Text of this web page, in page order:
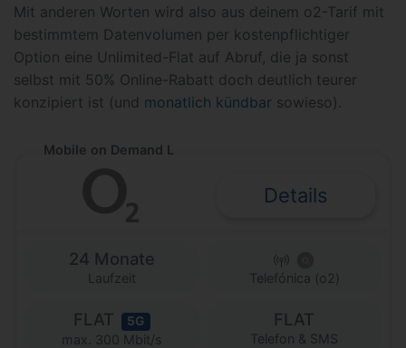
Mit anderen Worten wird also aus deinem o2-Tarif mit
bestimmtem Datenvolumen per kostenpflichtiger
Option eine Unlimited-Flat auf Abruf, die ja sonst
selbst mit 50% Online-Rabatt doch deutlich teurer
konzipiert ist (und monatlich kündbar sowieso).
Mobile on Demand L
Details
24 Monate
Laufzeit Telefónica (o2)
FLAT 5G
max. 300 Mbit/s
FLAT
Telefon & SMS